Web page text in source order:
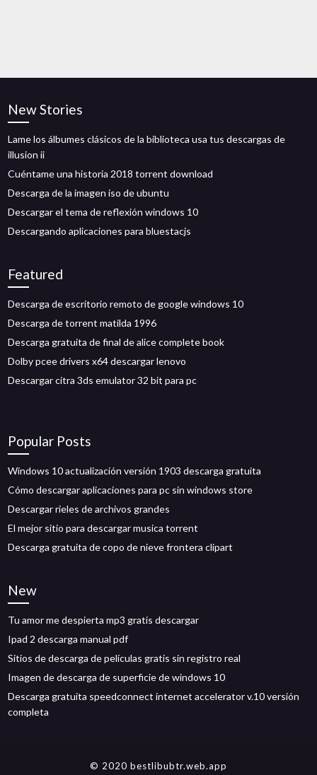
New Stories
Lame los álbumes clásicos de la biblioteca usa tus descargas de
illusion ii
Cuéntame una historia 2018 torrent download
Descarga de la imagen iso de ubuntu
Descargar el tema de reflexión windows 10
Descargando aplicaciones para bluestacjs
Featured
Descarga de escritorio remoto de google windows 10
Descarga de torrent matilda 1996
Descarga gratuita de final de alice complete book
Dolby pcee drivers x64 descargar lenovo
Descargar citra 3ds emulator 32 bit para pc
Popular Posts
Windows 10 actualización versión 1903 descarga gratuita
Cómo descargar aplicaciones para pc sin windows store
Descargar rieles de archivos grandes
El mejor sitio para descargar musica torrent
Descarga gratuita de copo de nieve frontera clipart
New
Tu amor me despierta mp3 gratis descargar
Ipad 2 descarga manual pdf
Sitios de descarga de películas gratis sin registro real
Imagen de descarga de superficie de windows 10
Descarga gratuita speedconnect internet accelerator v.10 versión
completa
© 2020 bestlibubtr.web.app